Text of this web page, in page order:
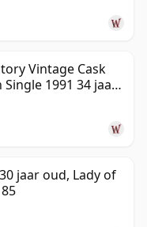
Vintage Cask
1991 34 jaar
jaar oud, Lady of